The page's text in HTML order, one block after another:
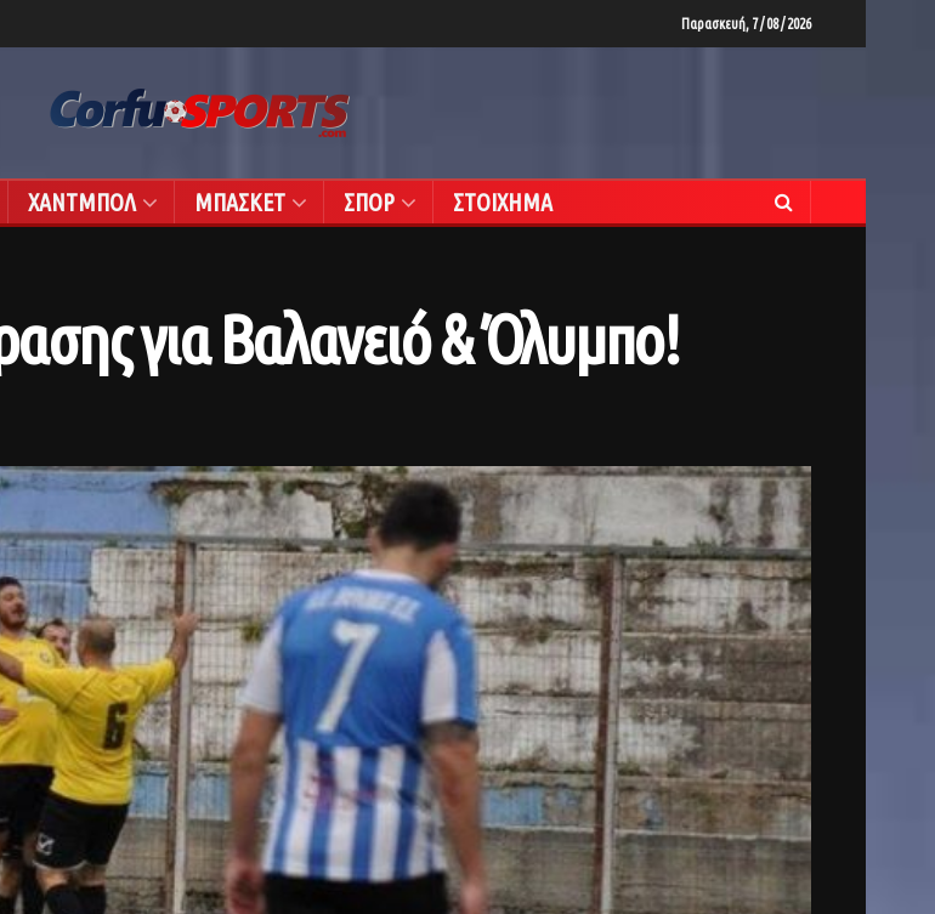
Παρασκευή, 7 / 08 / 2026
ΧΑΝΤΜΠΟΛ ΜΠΑΣΚΕΤ ΣΠΟΡ ΣΤΟΙΧΗΜΑ
για Βαλανειό & Όλυμπο!